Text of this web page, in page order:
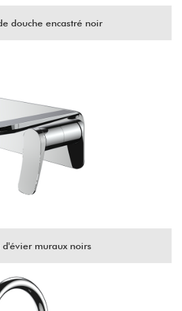
douche encastré noir
d'évier muraux noirs